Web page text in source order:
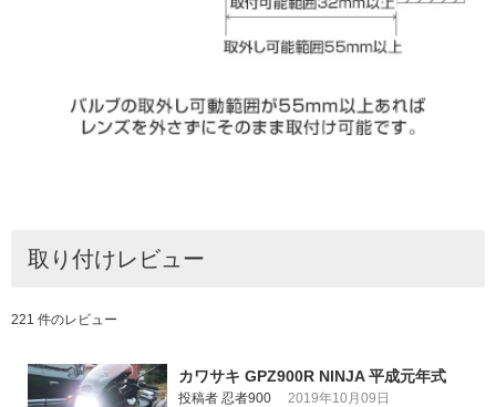
取り付けレビュー
221 件のレビュー
カワサキ GPZ900R NINJA 平成元年式
投稿者 忍者900 2019年10月09日